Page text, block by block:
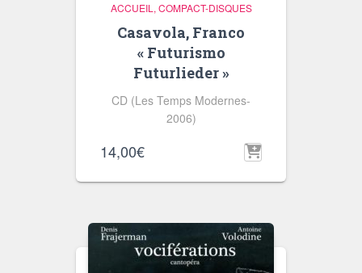
ACCUEIL COMPACT-DISQUES
Casavola, Franco
« Futurismo
Futurlieder »
CD (Les Temps Modernes-
2006)
14,00€